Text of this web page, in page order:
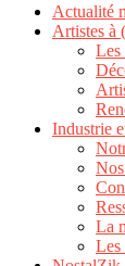
Actualité
Artistes à
Les
Industrie
La
Les